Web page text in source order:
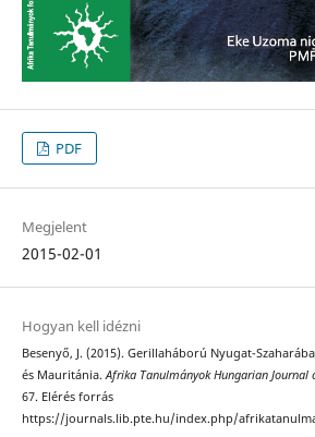
PDF
Megjelent
2015-02-01
Hogyan kell idézni
Besenyő, J. (2015). Gerillaháború Nyugat-
és Mauritánia. Afrika Tanulmányok Hungarian Journal
67. Elérés forrás
https://journals.lib.pte.hu/index.php/